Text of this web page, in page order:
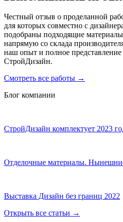
Честный отзыв о проделанной
для которых совместно с
подобраны подходящие
напрямую со склада
наш опыт и полное
СтройДизайн.
Смотреть все работы →
Блог компании
СтройДизайн комплектует 2023
Отделочные материалы.
Выставка Дизайн без границ 2022
Открыть все статьи →